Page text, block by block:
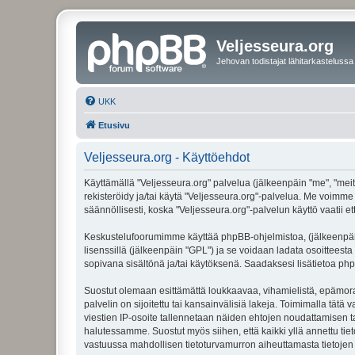
Veljesseura.org
Jehovan todistajat lähitarkastelussa
UKK
Etusivu
Veljesseura.org - Käyttöehdot
Käyttämällä "Veljesseura.org" palvelua (jälkeenpäin "me",
rekisteröidy ja/tai käytä "Veljesseura.org"-palvelua. Me
säännöllisesti, koska "Veljesseura.org"-palvelun käyttö vaatii
Keskustelufoorumimme käyttää phpBB-ohjelmistoa,
lisenssillä (jälkeenpäin "GPL") ja se voidaan ladata osoitteesta
sopivana sisältönä ja/tai käytöksenä. Saadaksesi lisätietoa
Suostut olemaan esittämättä loukkaavaa, vihamielistä,
palvelin on sijoitettu tai kansainvälisiä lakeja. Toimimalla tätä
viestien IP-osoite tallennetaan näiden ehtojen noudattamisen
halutessamme. Suostut myös siihen, että kaikki yllä annettu
vastuussa mahdollisen tietoturvamurron aiheuttamasta